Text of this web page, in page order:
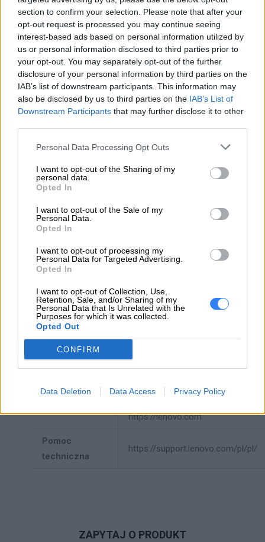
section to confirm your selection. Please note that after your
opt-out request is processed you may continue seeing
interest-based ads based on personal information utilized by
us or personal information disclosed to third parties prior to
your opt-out. You may separately opt-out of the further
disclosure of your personal information by third parties on the
IAB’s list of downstream participants. This information may
also be disclosed by us to third parties on the IAB’s List of
Downstream Participants that may further disclose it to other
Personal Data Processing Opt Outs
I want to opt-out of the Sharing of my
personal data.
Opted In
I want to opt-out of the Sale of my
Personal Data.
Opted In
I want to opt-out of processing my
Personal Data for Targeted Advertising.
Opted In
I want to opt-out of Collection, Use,
Retention, Sale, and/or Sharing of my
Personal Data that Is Unrelated with the
Purposes for which it was collected.
Opted Out
CONFIRM
Data Deletion Data Access Privacy Policy
DODATKOWE MATERIAŁY
Ulotka
producenta
[English]
Pobierz ulotkę
INFORMACJE HANDLOWE
producenta
p3-tiny-g2-config
Dane
18001 Development Drive
Telefon: +1 (855) 253-6686
https://lenovo.com
Podmiot
odpowiedzialny
Lenovo Technology B.V. Sp. z
ul. Gottlieba Daimlera 1
02-460 Warszawa
https://lenovo.com
Pomoc
techniczna
https://support.lenovo.com/pl/pl/
ZAPYTAJ O PRODUKT